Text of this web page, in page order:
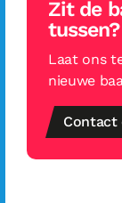
Zit de
tussen?
Laat ons
nieuwe
Contact